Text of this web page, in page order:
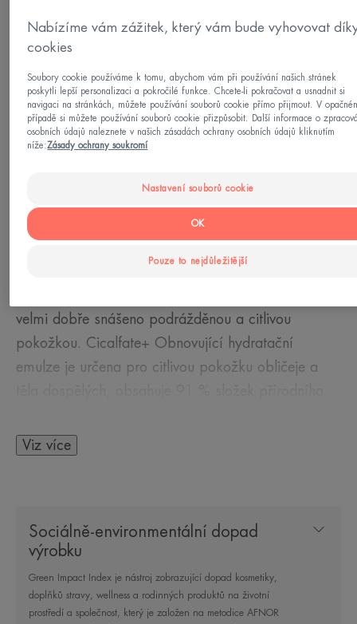
Citlivá pleť - Oslabená kůže - Podrážděná kůže
Vaše potřeba/-y
Obnova kůže - Mírní podráždění
hydratuje, zklidňuje a čistí pleť narušenou
laser, mikrojehličkování...) nebo tetováním**. Jeho
velmi dobře snášeno podrážděnou a citlivou
pokožkou. Cicalfate+ Obnovující hydratační
emulze je určena pro citlivou pokožku obličeje a
atd.), poskytuje dlouhotrvající hydrataci a přispívá
Viz více
Sociálně-environmentální dopad
výrobku
Green Impact Index je nástroj zobrazující dopad kosmetiky,
doplňků stravy, wellness a rodinných produktů na životní
prostředí a společnost, který je založen na metodice AFNOR
Nabízíme vám zážitek, který vám bude vyhovovat
cookies
Soubory cookie používáme k tomu, abychom vám při používání našich stránek
poskytli lepší personalizaci a pokročilé funkce. Chcete-li pokračovat a usnadnit si
navigaci na stránkách, můžete používání souborů cookie přímo přijmout. V
případě si můžete používání souborů cookie přizpůsobit. Další informace o
osobních údajů naleznete v našich zásadách ochrany osobních údajů kliknutím
níže:Zásady ochrany soukromí
Nastavení souborů cookie
Pouze to nejdůležitější
OK